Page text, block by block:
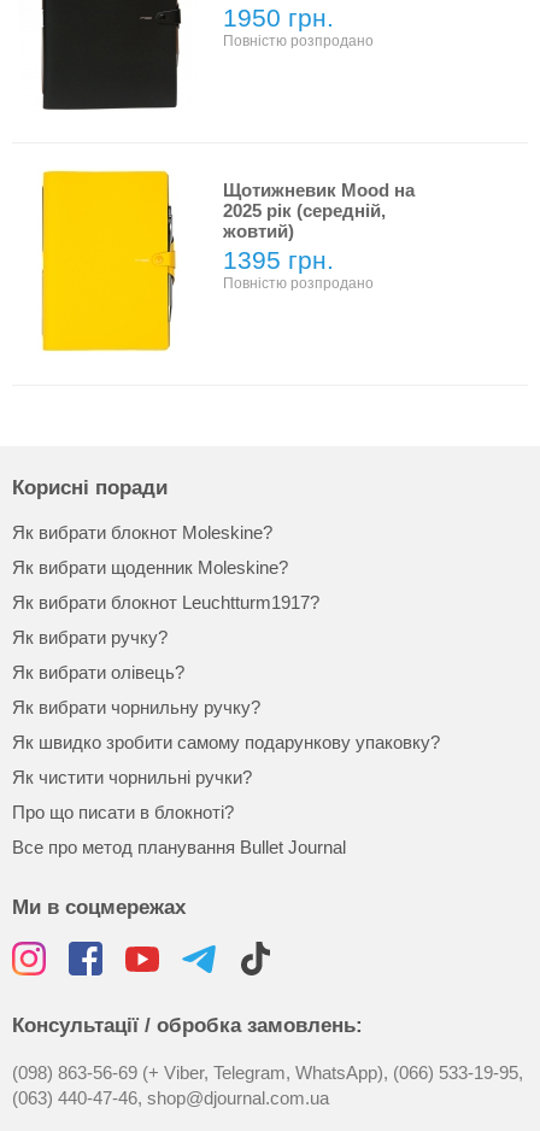
1950 грн.
Повністю розпродано
Щотижневик Mood на
2025 рік (середній,
жовтий)
1395 грн.
Повністю розпродано
Корисні поради
Як вибрати блокнот Moleskine?
Як вибрати щоденник Moleskine?
Як вибрати блокнот Leuchtturm1917?
Як вибрати ручку?
Як вибрати олівець?
Як вибрати чорнильну ручку?
Як швидко зробити самому подарункову упаковку?
Як чистити чорнильні ручки?
Про що писати в блокноті?
Все про метод планування Bullet Journal
Ми в соцмережах
Консультації / обробка замовлень:
(098) 863-56-69 (+ Viber, Telegram, WhatsApp), (066) 533-19-95,
(063) 440-47-46, shop@djournal.com.ua